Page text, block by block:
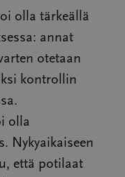
olla tärkeällä
annat
otetaan
kontrollin
olla
Nykyaikaiseen
että potilaat